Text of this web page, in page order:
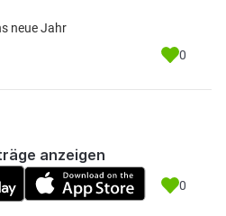
neue Jahr
0
0
anzeigen